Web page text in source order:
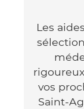
Les
vos
Saint-